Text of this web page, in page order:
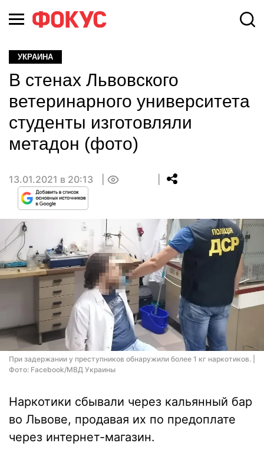
УКРАИНА
В стенах Львовского
ветеринарного университета
студенты изготовляли
метадон (фото)
13.01.2021 в 20:13
При задержании у преступников обнаружили более 1 кг наркотиков. |
Фото: Facebook/МВД Украины
Наркотики сбывали через кальянный бар
во Львове, продавая их по предоплате
через интернет-магазин.